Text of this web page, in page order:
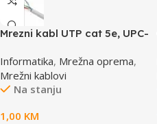
Mrezni kabl UTP cat 5e, UPC-
Informatika, Mrežna oprema,
Mrežni kablovi
Na stanju
1,00 KM